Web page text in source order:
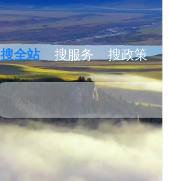
搜全站 搜服务 搜政策